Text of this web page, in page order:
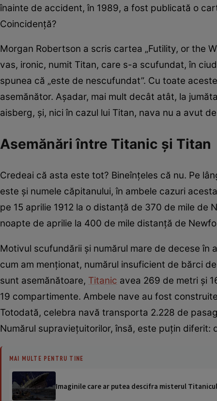
înainte de accident, în 1989, a fost publicată o
Coincidență?
Morgan Robertson a scris cartea „Futility, or the
vas, ironic, numit Titan, care s-a scufundat, în
spunea că „este de nescufundat”. Cu toate
asemănător. Așadar, mai mult decât atât, la
aisberg, și, nici în cazul lui Titan, nava nu a avut
Asemănări între Titanic și Titan
Credeai că asta este tot? Bineînțeles că nu. Pe
este și numele căpitanului, în ambele cazuri
pe 15 aprilie 1912 la o distanţă de 370 de mile
noapte de aprilie la 400 de mile distanţă de
Motivul scufundării și numărul mare de decese în
cum am menționat, numărul insuficient de bărci
sunt asemănătoare, Titanic avea 269 de metri și
19 compartimente. Ambele nave au fost
Totodată, celebra navă transporta 2.228 de
Numărul supraviețuitorilor, însă, este puțin
MAI MULTE PENTRU TINE
Imaginile care ar putea descifra misterul